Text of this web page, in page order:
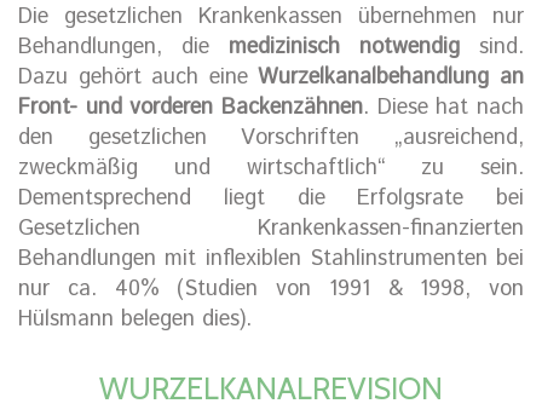
Die gesetzlichen Krankenkassen übernehmen nur
Behandlungen, die medizinisch notwendig sind.
Dazu gehört auch eineWurzelkanalbehandlung an
Front- und vorderen Backenzähnen. Diese hat nach
den gesetzlichen Vorschriften „ausreichend,
zweckmäßig und wirtschaftlich“ zu sein.
Dementsprechend liegt die Erfolgsrate bei
Gesetzlichen Krankenkassen-finanzierten
Behandlungen mit inflexiblen Stahlinstrumenten bei
nur ca. 40% (Studien von 1991 & 1998, von
Hülsmann belegen dies).
WURZELKANALREVISION